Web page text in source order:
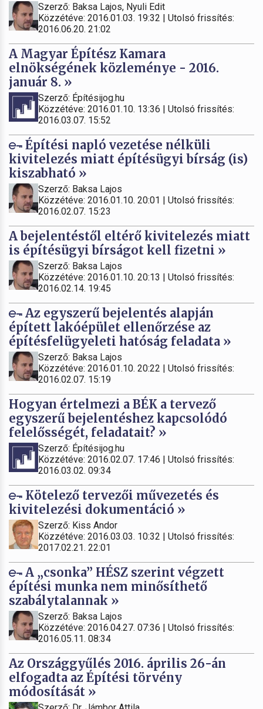
Szerző: Baksa Lajos, Nyuli Edit
Közzétéve: 2016.01.03. 19:32 | Utolsó frissítés:
2016.06.20. 21:02
A Magyar Építész Kamara
elnökségének közleménye - 2016.
január 8. »
Szerző: Építésijog.hu
Közzétéve: 2016.01.10. 13:36 | Utolsó frissítés:
2016.03.07. 15:52
Építési napló vezetése nélküli
kivitelezés miatt építésügyi bírság (is)
kiszabható »
Szerző: Baksa Lajos
Közzétéve: 2016.01.10. 20:01 | Utolsó frissítés:
2016.02.07. 15:23
A bejelentéstől eltérő kivitelezés miatt
is építésügyi bírságot kell fizetni »
Szerző: Baksa Lajos
Közzétéve: 2016.01.10. 20:13 | Utolsó frissítés:
2016.02.14. 19:45
Az egyszerű bejelentés alapján
épített lakóépület ellenőrzése az
építésfelügyeleti hatóság feladata »
Szerző: Baksa Lajos
Közzétéve: 2016.01.10. 20:22 | Utolsó frissítés:
2016.02.07. 15:19
Hogyan értelmezi a BÉK a tervező
egyszerű bejelentéshez kapcsolódó
felelősségét, feladatait? »
Szerző: Építésijog.hu
Közzétéve: 2016.02.07. 17:46 | Utolsó frissítés:
2016.03.02. 09:34
Kötelező tervezői művezetés és
kivitelezési dokumentáció »
Szerző: Kiss Andor
Közzétéve: 2016.03.03. 10:32 | Utolsó frissítés:
2017.02.21. 22:01
A „csonka” HÉSZ szerint végzett
építési munka nem minősíthető
szabálytalannak »
Szerző: Baksa Lajos
Közzétéve: 2016.04.27. 07:36 | Utolsó frissítés:
2016.05.11. 08:34
Az Országgyűlés 2016. április 26-án
elfogadta az Építési törvény
módosítását »